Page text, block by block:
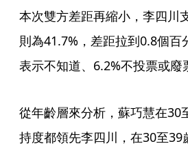
本次雙方差距再縮小，李四川
則為41.7%，差距拉到0.8個
表示不知道、6.2%不投票或廢
從年齡層來分析，蘇巧慧在30
持度都領先李四川，在30至39